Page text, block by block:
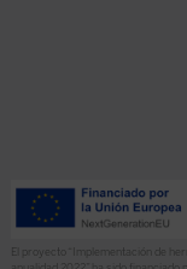
El proyecto “Implementación de